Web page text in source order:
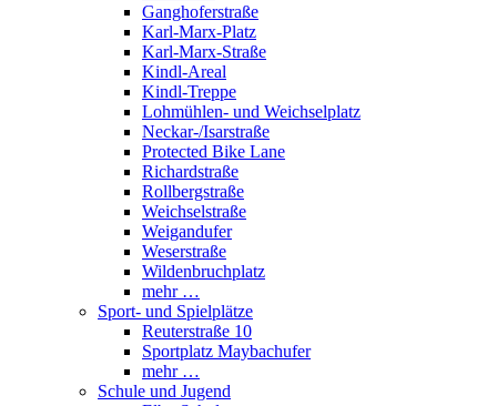
Ganghoferstraße
Karl-Marx-Platz
Karl-Marx-Straße
Kindl-Areal
Kindl-Treppe
Lohmühlen- und Weichselplatz
Neckar-/Isarstraße
Protected Bike Lane
Richardstraße
Rollbergstraße
Weichselstraße
Weigandufer
Weserstraße
Wildenbruchplatz
mehr …
Sport- und Spielplätze
Reuterstraße 10
Sportplatz Maybachufer
mehr …
Schule und Jugend